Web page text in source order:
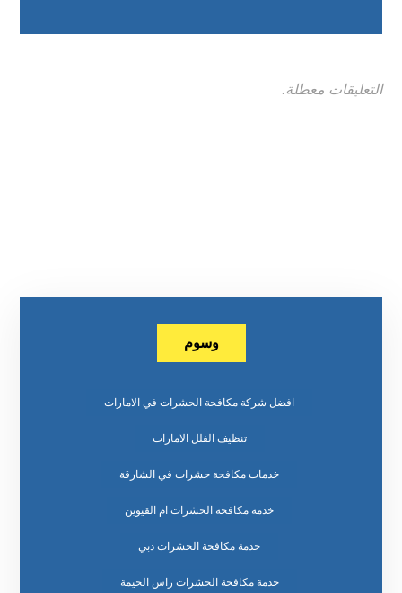
التعليقات معطلة.
وسوم
افضل شركة مكافحة الحشرات في الامارات
تنظيف الفلل الامارات
خدمات مكافحة حشرات في الشارقة
خدمة مكافحة الحشرات ام القيوين
خدمة مكافحة الحشرات دبي
خدمة مكافحة الحشرات راس الخيمة